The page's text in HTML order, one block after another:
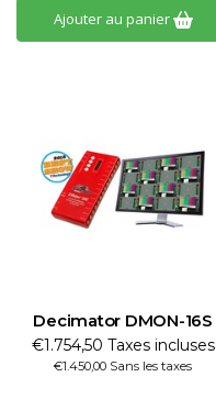
Ajouter au panier
Decimator DMON-16S
€1.754,50 Taxes incluses
€1.450,00 Sans les taxes